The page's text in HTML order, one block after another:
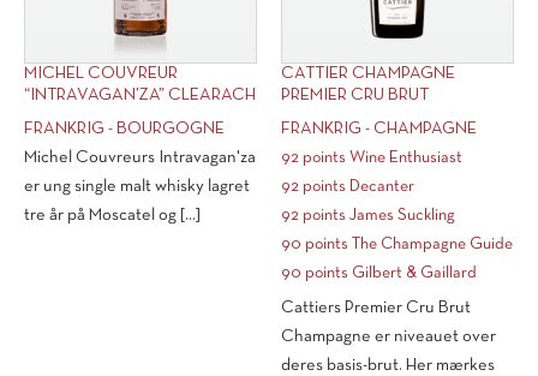
MICHEL COUVREUR
“INTRAVAGAN’ZA” CLEARACH
FRANKRIG - BOURGOGNE
Michel Couvreurs Intravagan'za
er ung single malt whisky lagret
tre år på Moscatel og [...]
CATTIER CHAMPAGNE
PREMIER CRU BRUT
FRANKRIG - CHAMPAGNE
92 points Wine Enthusiast
92 points Decanter
92 points James Suckling
90 points The Champagne Guide
90 points Gilbert & Gaillard
Cattiers Premier Cru Brut
Champagne er niveauet over
deres basis-brut. Her mærkes